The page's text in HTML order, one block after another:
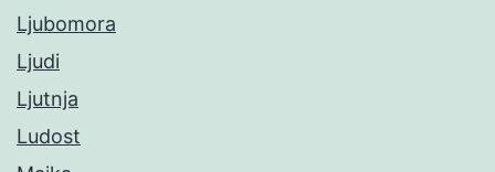
Ljubomora
Ljudi
Ljutnja
Ludost